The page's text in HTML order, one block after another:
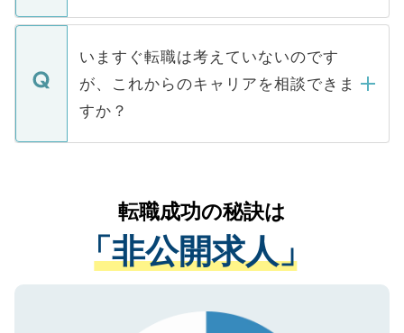
関を公にしてしまうと、応募が殺到する場
に、医療機関が求める条件に合った人材の
みを人材紹介会社に依頼するケースが増え
ています。
定を承諾する必要はありません。内定先へ
の辞退の連絡はキャリアパートナーが行い
個人情報が漏えいすることはありませんの
で、ご安心ください。当サイトからの登録
などで収集したご登録者様の個人情報は、
ご本人のキャリアアップおよび転職活動の
支援を目的に使用いたします。お預かりし
ているすべての個人データはご本人の許可
は、個人情報の取り扱いについての厳密な
管理基準を満たした事業者のみに付与され
る、プライバシーマークを取得済みです。
で、機密保持に関してもご安心ください。
いますぐ転職は考えていないのです
が、これからのキャリアを相談できま
すか？
かがいして、現在の医療機関の状況や紹介
経験をまじえながら、適切なアドバイスを
させていただきます。すぐにご転職をされ
ない方には、長期的なサポートが可能です
ので、まずはご登録ください。
転職成功の秘訣は
「非公開求人」